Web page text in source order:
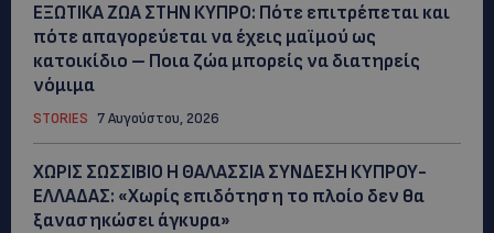
ΕΞΩΤΙΚΑ ΖΩΑ ΣΤΗΝ ΚΥΠΡΟ: Πότε επιτρέπεται και
πότε απαγορεύεται να έχεις μαϊμού ως
κατοικίδιο – Ποια ζώα μπορείς να διατηρείς
νόμιμα
STORIES 7 Αυγούστου, 2026
ΧΩΡΙΣ ΣΩΣΣΙΒΙΟ Η ΘΑΛΑΣΣΙΑ ΣΥΝΔΕΣΗ ΚΥΠΡΟΥ-
ΕΛΛΑΔΑΣ: «Χωρίς επιδότηση το πλοίο δεν θα
ξανασηκώσει άγκυρα»